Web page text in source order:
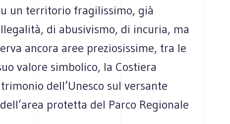
un territorio fragilissimo, già
di abusivismo, di incuria, ma
ancora aree preziosissime, tra le
valore simbolico, la Costiera
dell’Unesco sul versante
protetta del Parco Regionale